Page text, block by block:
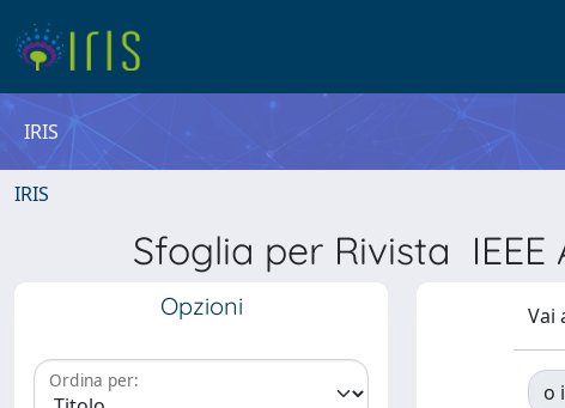
IRIS
IRIS
Sfoglia per Rivista IEEE
Opzioni
Ordina per:
Vai
o